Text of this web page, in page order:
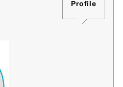
Profile